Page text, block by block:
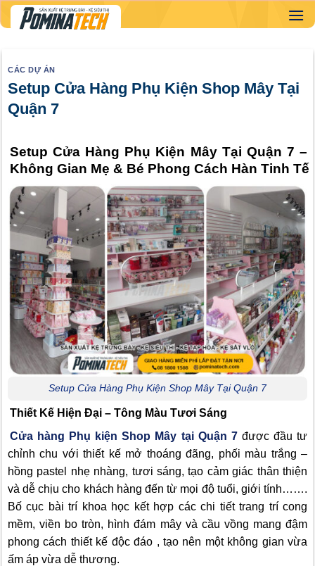
Skip
to
CÁC DỰ ÁN
Setup Cửa Hàng Phụ Kiện Shop Mây Tại
Quận 7
Setup Cửa Hàng Phụ Kiện Mây Tại Quận 7 –
Không Gian Mẹ & Bé Phong Cách Hàn Tinh Tế
Setup Cửa Hàng Phụ Kiện Shop Mây Tại Quận 7
Thiết Kế Hiện Đại – Tông Màu Tươi Sáng
Cửa hàng Phụ kiện Shop Mây tại Quận 7được đầu tư
chỉnh chu với thiết kế mở thoáng đãng, phối màu trắng –
hồng pastel nhẹ nhàng, tươi sáng, tạo cảm giác thân thiện
và dễ chịu cho khách hàng đến từ mọi độ tuổi, giới tính…….
Bố cục bài trí khoa học kết hợp các chi tiết trang trí cong
mềm, viền bo tròn, hình đám mây và cầu vồng mang đậm
phong cách thiết kế độc đáo , tạo nên một không gian vừa
ấm áp vừa dễ thương.